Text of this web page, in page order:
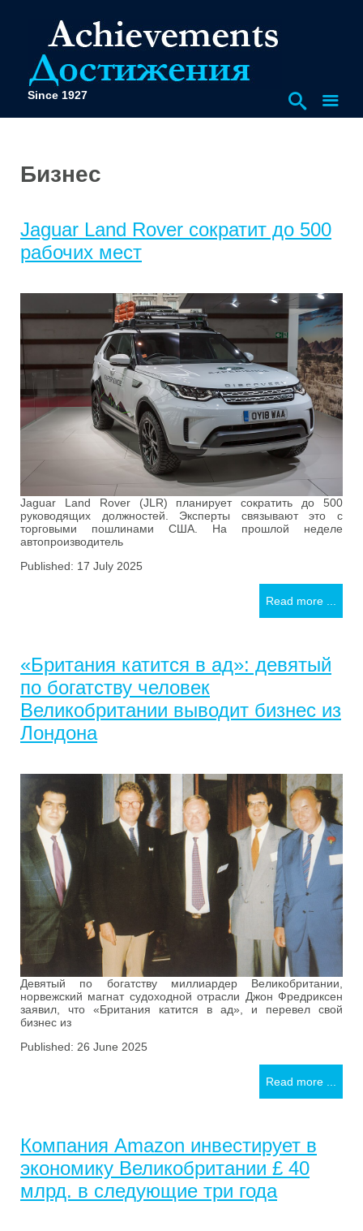
Since 1927
Бизнес
Jaguar Land Rover сократит до 500
рабочих мест
Jaguar Land Rover (JLR) планирует сократить до 500
руководящих должностей. Эксперты связывают это с
торговыми пошлинами США. На прошлой неделе
автопроизводитель
Published: 17 July 2025
Read more ...
«Британия катится в ад»: девятый
по богатству человек
Великобритании выводит бизнес из
Лондона
Девятый по богатству миллиардер Великобритании,
норвежский магнат судоходной отрасли Джон Фредриксен
заявил, что «Британия катится в ад», и перевел свой
бизнес из
Published: 26 June 2025
Read more ...
Компания Amazon инвестирует в
экономику Великобритании £ 40
млрд. в следующие три года